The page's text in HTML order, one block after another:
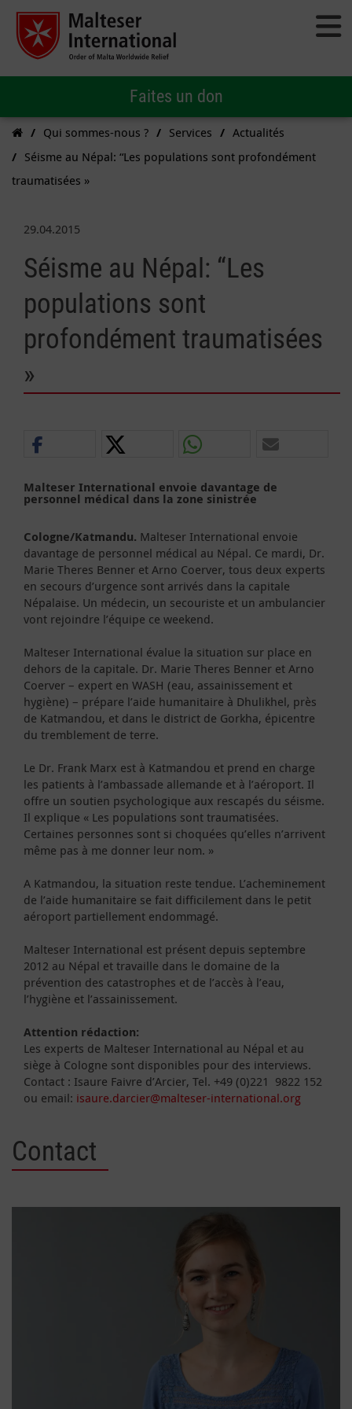
Faites un don
Qui sommes-nous ? Services
Actualités
Séisme au Népal: “Les populations sont profondément
traumatisées »
29.04.2015
Séisme au Népal: “Les
populations sont
profondément traumatisées
»
Malteser International envoie davantage de
personnel médical dans la zone sinistrée
Cologne/Katmandu. Malteser International envoie
davantage de personnel médical au Népal. Ce mardi, Dr.
Marie Theres Benner et Arno Coerver, tous deux experts
en secours d’urgence sont arrivés dans la capitale
Népalaise. Un médecin, un secouriste et un ambulancier
vont rejoindre l’équipe ce weekend.
Malteser International évalue la situation sur place en
dehors de la capitale. Dr. Marie Theres Benner et Arno
Coerver – expert en WASH (eau, assainissement et
hygiène) – prépare l’aide humanitaire à Dhulikhel, près
de Katmandou, et dans le district de Gorkha, épicentre
du tremblement de terre.
Le Dr. Frank Marx est à Katmandou et prend en charge
les patients à l’ambassade allemande et à l’aéroport. Il
offre un soutien psychologique aux rescapés du séisme.
Il explique « Les populations sont traumatisées.
Certaines personnes sont si choquées qu’elles n’arrivent
même pas à me donner leur nom. »
A Katmandou, la situation reste tendue. L’acheminement
de l’aide humanitaire se fait difficilement dans le petit
aéroport partiellement endommagé.
Malteser International est présent depuis septembre
2012 au Népal et travaille dans le domaine de la
prévention des catastrophes et de l’accès à l’eau,
l’hygiène et l’assainissement.
Attention rédaction:
Les experts de Malteser International au Népal et au
siège à Cologne sont disponibles pour des interviews.
Contact : Isaure Faivre d’Arcier, Tel. +49 (0)221 9822 152
ou email: isaure.darcier@malteser-international.org
Contact